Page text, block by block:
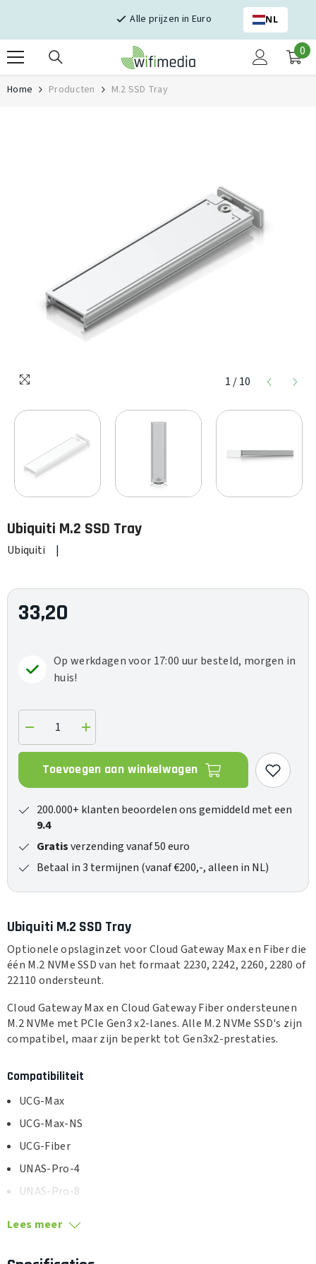
Alle prijzen in Euro NL
0
0
Home Producten M.2 SSD Tray
Ubiquiti M.2 SSD Tray
Ubiquiti |
1 /10
33,20
Op werkdagen voor 17:00 uur besteld, morgen in
huis!
Verlaag
de
hoeveelheid
voor
Verhoog
de
hoeveelheid
M.2
Toevoegen aan winkelwagen
200.000+ klanten beoordelen ons gemiddeld met een
9.4
Gratisverzending vanaf 50 euro
Betaal in 3 termijnen (vanaf €200,-, alleen in NL)
Ubiquiti M.2 SSD Tray
Optionele opslaginzet voor Cloud Gateway Max en Fiber die
één M.2 NVMe SSD van het formaat 2230, 2242, 2260, 2280 of
22110 ondersteunt.
Cloud Gateway Max en Cloud Gateway Fiber ondersteunen
M.2 NVMe met PCIe Gen3 x2-lanes. Alle M.2 NVMe SSD's zijn
compatibel, maar zijn beperkt tot Gen3x2-prestaties.
Compatibiliteit
UCG-Max
UCG-Max-NS
UCG-Fiber
UNAS-Pro-4
UNAS-Pro-8
Lees meer